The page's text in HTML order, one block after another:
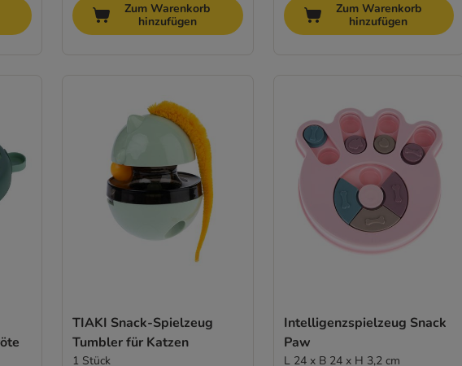
Zum Warenkorb
hinzufügen
Zum Warenkorb
hinzufügen
TIAKI Snack-Spielzeug
Tumbler für Katzen
1 Stück
Intelligenzspielzeug Snack
Paw
L 24 x B 24 x H 3,2 cm